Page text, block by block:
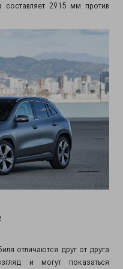
2915 мм против
отличаются друг от друга
и могут показаться